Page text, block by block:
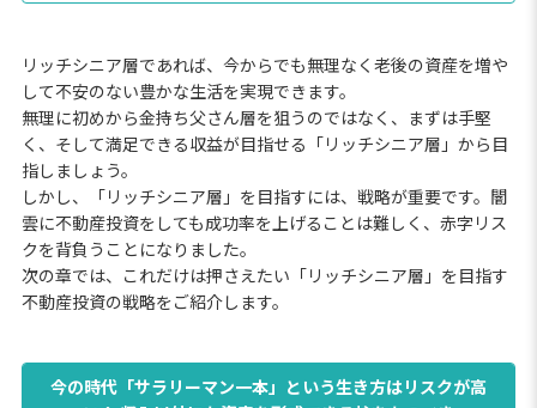
リッチシニア層であれば、今からでも無理なく老後の資産を増や
して不安のない豊かな生活を実現できます。
無理に初めから金持ち父さん層を狙うのではなく、まずは手堅
く、そして満足できる収益が目指せる「リッチシニア層」から目
指しましょう。
しかし、「リッチシニア層」を目指すには、戦略が重要です。闇
雲に不動産投資をしても成功率を上げることは難しく、赤字リス
クを背負うことになりました。
次の章では、これだけは押さえたい「リッチシニア層」を目指す
不動産投資の戦略をご紹介します。
今の時代「サラリーマン一本」という生き方はリスクが高